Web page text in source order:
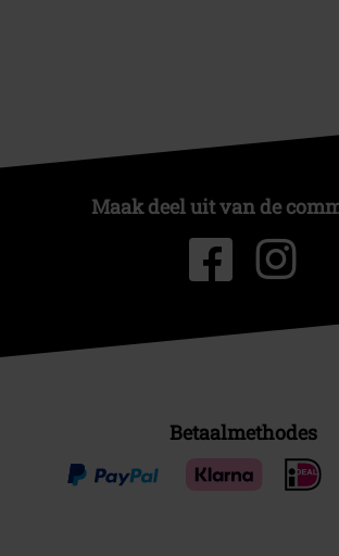
Maak deel uit van de
Betaalmethodes